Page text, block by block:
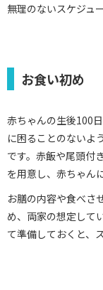
無理のないスケジュ
お食い初め
赤ちゃんの生後100
に困ることのないよ
です。赤飯や尾頭付
を用意し、赤ちゃん
お膳の内容や食べさ
め、両家の想定して
て準備しておくと、